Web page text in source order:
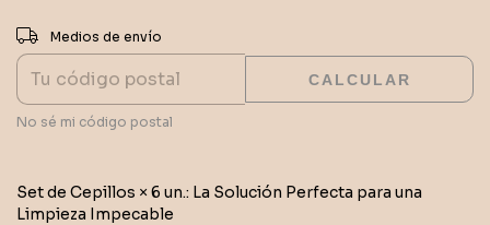
Entregas para el CP:
Medios de envío
CALCULAR
No sé mi código postal
Set de Cepillos × 6 un.: La Solución Perfecta para una
Limpieza Impecable